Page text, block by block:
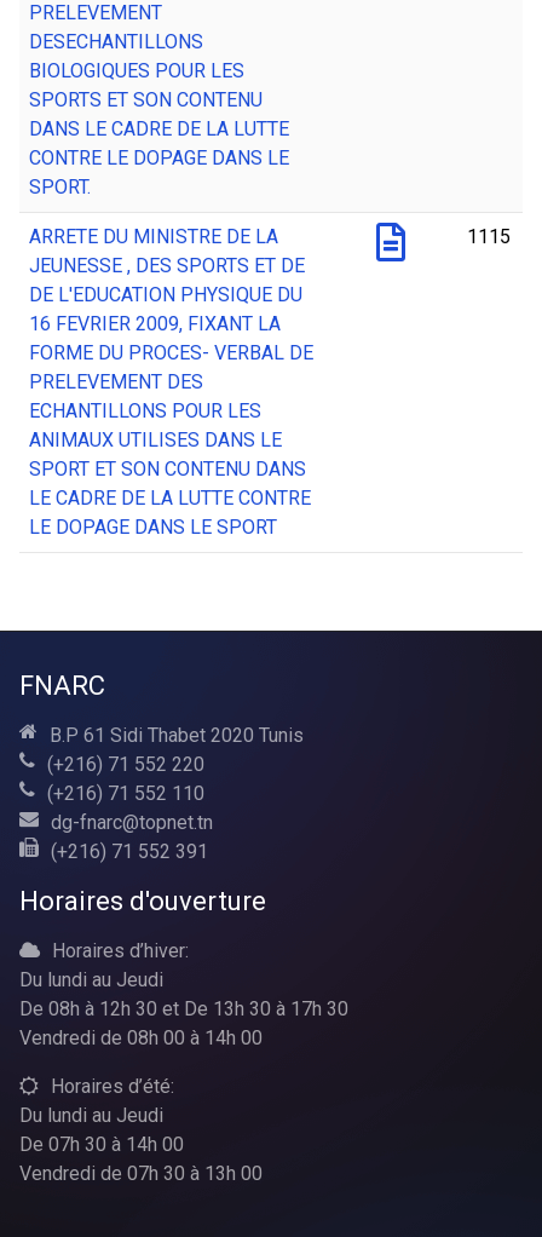
PRELEVEMENT
DESECHANTILLONS
BIOLOGIQUES POUR LES
SPORTS ET SON CONTENU
DANS LE CADRE DE LA LUTTE
CONTRE LE DOPAGE DANS LE
SPORT.
ARRETE DU MINISTRE DE LA
JEUNESSE , DES SPORTS ET DE
DE L'EDUCATION PHYSIQUE DU
16 FEVRIER 2009, FIXANT LA
FORME DU PROCES- VERBAL DE
PRELEVEMENT DES
ECHANTILLONS POUR LES
ANIMAUX UTILISES DANS LE
SPORT ET SON CONTENU DANS
LE CADRE DE LA LUTTE CONTRE
LE DOPAGE DANS LE SPORT
1115
FNARC
B.P 61 Sidi Thabet 2020 Tunis
(+216) 71 552 220
(+216) 71 552 110
dg-fnarc@topnet.tn
(+216) 71 552 391
Horaires d'ouverture
Horaires d’hiver:
Du lundi au Jeudi
De 08h à 12h 30 et De 13h 30 à 17h 30
Vendredi de 08h 00 à 14h 00
Horaires d’été:
Du lundi au Jeudi
De 07h 30 à 14h 00
Vendredi de 07h 30 à 13h 00